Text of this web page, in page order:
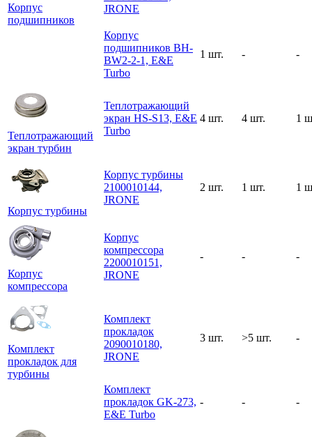
Корпус
подшипников
JRONE
Корпус
подшипников BH-
BW2-2-1, E&E
Turbo
1 шт. - -
Теплотражающий
экран турбин
Теплотражающий
экран HS-S13, E&E
Turbo
4 шт. 4 шт. 1
Корпус турбины
Корпус турбины
2100010144,
JRONE
2 шт. 1 шт. 1
Корпус
компрессора
Корпус
компрессора
2200010151,
JRONE
- - -
Комплект
прокладок для
турбины
Комплект
прокладок
2090010180,
JRONE
3 шт. >5 шт. -
Комплект
прокладок GK-273,
E&E Turbo
- - -